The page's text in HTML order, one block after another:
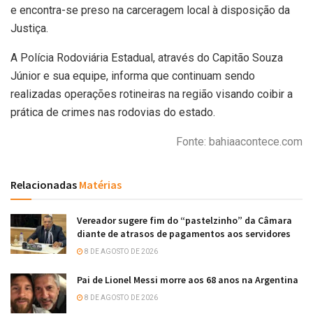
e encontra-se preso na carceragem local à disposição da
Justiça.
A Polícia Rodoviária Estadual, através do Capitão Souza
Júnior e sua equipe, informa que continuam sendo
realizadas operações rotineiras na região visando coibir a
prática de crimes nas rodovias do estado.
Fonte: bahiaacontece.com
Relacionadas Matérias
Vereador sugere fim do “pastelzinho” da Câmara
diante de atrasos de pagamentos aos servidores
8 DE AGOSTO DE 2026
Pai de Lionel Messi morre aos 68 anos na Argentina
8 DE AGOSTO DE 2026